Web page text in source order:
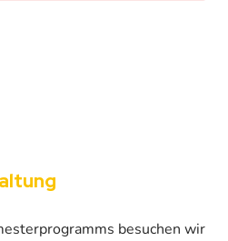
besuchen wir